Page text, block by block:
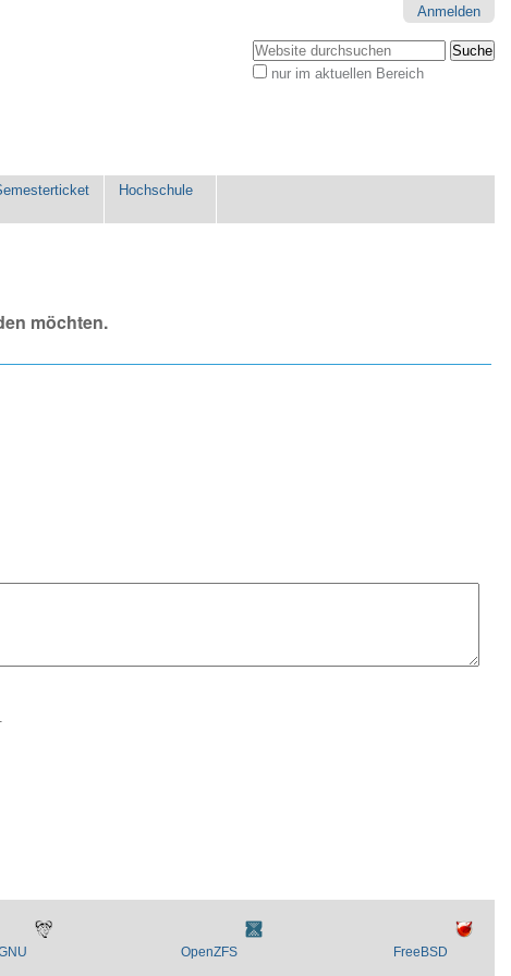
Anmelden
Website durchsuchen
nur im aktuellen Bereich
Hochschule
möchten.
OpenZFS FreeBSD